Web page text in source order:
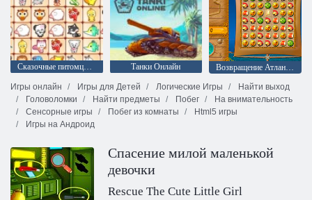
Сказочные питомцы связь Танки Онлайн
Возвращение Атлантиды
Игры онлайн
Игры для Детей Логические Игры
Найти выход
Головоломки
Найти предметы Побег
На внимательность
Сенсорные игры
Побег из комнаты
Html5 игры
Игры на Андроид
Спасение милой маленькой
девочки
Rescue The Cute Little Girl